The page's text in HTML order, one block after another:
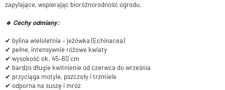
zapylające, wspierając bioróżnorodność ogrodu.
🔹 Cechy odmiany:
✔ bylina wieloletnia – jeżówka (Echinacea)
✔ pełne, intensywnie różowe kwiaty
✔ wysokość ok. 45–60 cm
✔ bardzo długie kwitnienie od czerwca do września
✔ przyciąga motyle, pszczoły i trzmiele
✔ odporna na suszę i mróz